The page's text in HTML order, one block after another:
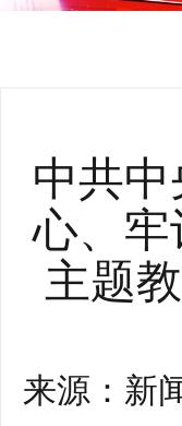
中共
心、牢
主题
来源： 新